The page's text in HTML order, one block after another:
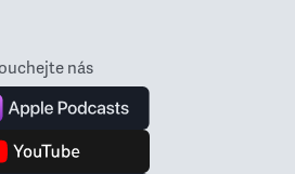
nás